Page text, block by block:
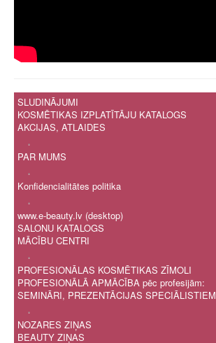
SLUDINĀJUMI
KOSMĒTIKAS IZPLATĪTĀJU KATALOGS
AKCIJAS, ATLAIDES
.
PAR MUMS
.
Konfidencialitātes politika
.
www.e-beauty.lv (desktop)
SALONU KATALOGS
MĀCĪBU CENTRI
.
PROFESIONĀLAS KOSMĒTIKAS ZĪMOLI
PROFESIONĀLĀ APMĀCĪBA pēc profesijām:
SEMINĀRI, PREZENTĀCIJAS SPECIĀLISTIEM
.
NOZARES ZIŅAS
BEAUTY ZIŅAS